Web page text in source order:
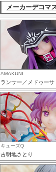
メーカーデコマ
AMAKUNI
ランサー／メドゥーサ
キューズQ
古明地さとり